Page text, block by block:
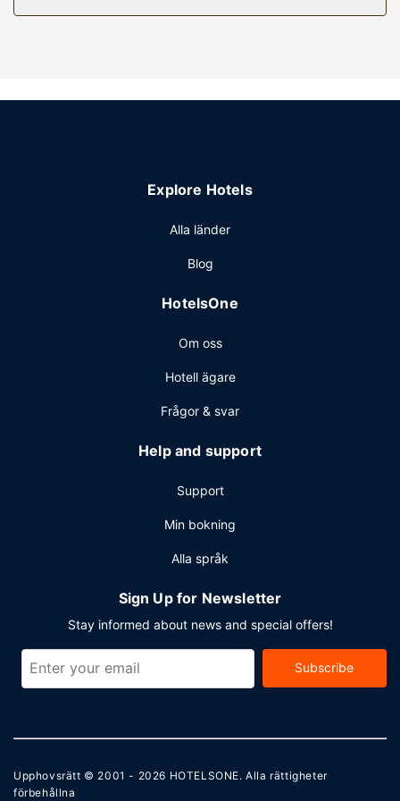
Här erbjuds en gratis frukostbuffé dagligen.
Explore Hotels
Alla länder
Blog
HotelsOne
Om oss
Hotell ägare
Frågor & svar
Help and support
Support
Min bokning
Alla språk
Sign Up for Newsletter
Stay informed about news and special offers!
Subscribe
Upphovsrätt © 2001 - 2026 HOTELSONE. Alla rättigheter
förbehållna